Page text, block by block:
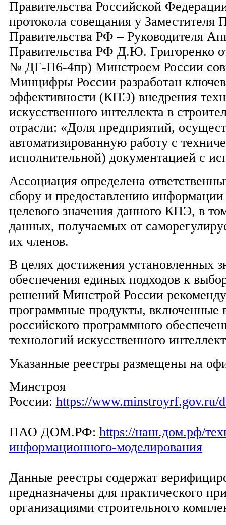
Правительства Российской
протокола совещания у Заместителя
Правительства РФ – Руководителя
Правительства РФ Д.Ю. Григоренко
№ ДГ-П6-4пр) Минстроем России
Минцифры России разработан
эффективности (КПЭ) внедрения
искусственного интеллекта в
отрасли: «Доля предприятий,
автоматизированную работу с
исполнительной) документацией с
Ассоциация определена
сбору и предоставлению информации
целевого значения данного КПЭ, в
данных, получаемых от
их членов.
В целях достижения установленных
обеспечения единых подходов к
решений Минстрой России
программные продукты, включенные
российского программного
технологий искусственного
Указанные реестры размещены на
Минстроя
России: https://www.minstroyrf.gov.ru/
ПАО ДОМ.РФ: https://наш.дом.рф/
информационного-моделирования
Данные реестры содержат
предназначены для практического
организациями строительного